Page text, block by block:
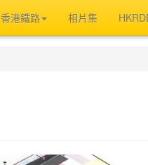
香港鐵路 相片集